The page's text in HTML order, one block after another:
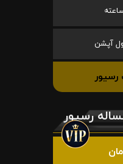
رسیور